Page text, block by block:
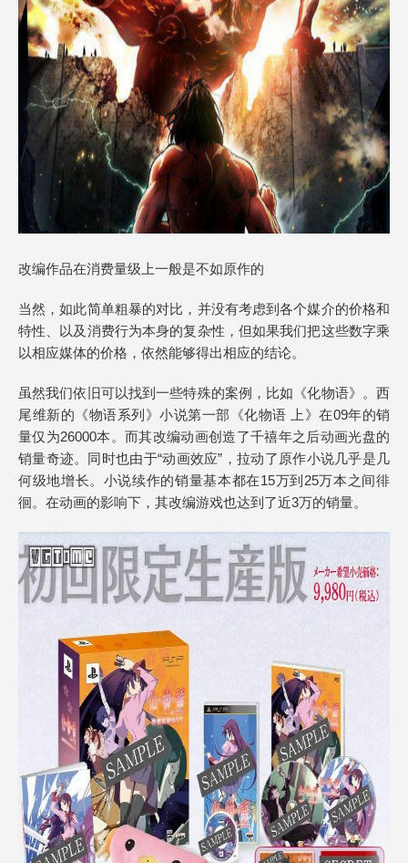
改编作品在消费量级上一般是不如原作的
当然，如此简单粗暴的对比，并没有考虑到各个媒介的价格和
特性、以及消费行为本身的复杂性，但如果我们把这些数字乘
以相应媒体的价格，依然能够得出相应的结论。
虽然我们依旧可以找到一些特殊的案例，比如《化物语》。西
尾维新的《物语系列》小说第一部《化物语 上》在09年的销
量仅为26000本。而其改编动画创造了千禧年之后动画光盘的
销量奇迹。同时也由于“动画效应”，拉动了原作小说几乎是几
何级地增长。小说续作的销量基本都在15万到25万本之间徘
徊。在动画的影响下，其改编游戏也达到了近3万的销量。